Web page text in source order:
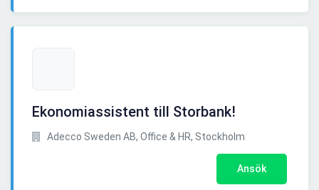
Ekonomiassistent till Storbank!
Adecco Sweden AB, Office & HR, Stockholm
Ansök